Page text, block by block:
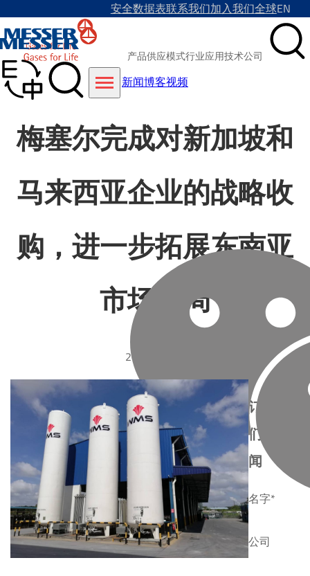
安全数据表联系我们加入我们全球EN
产品供应模式行业应用技术公司
新闻博客视频
梅塞尔完成对新加坡和
马来西亚企业的战略收
购，进一步拓展东南亚
市场布局
2026-07-01
订阅我
们的新
闻
名字*
公司